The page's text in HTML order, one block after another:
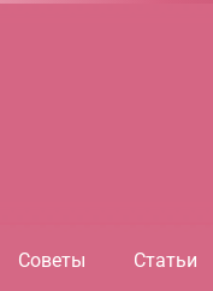
Советы Статьи